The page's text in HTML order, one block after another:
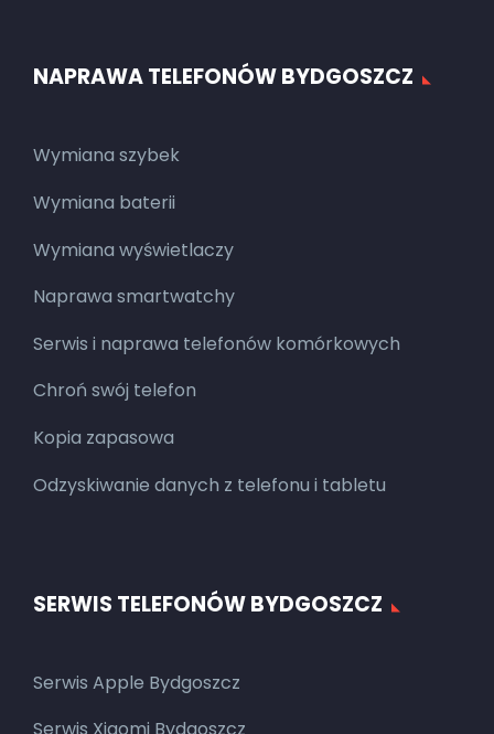
NAPRAWA TELEFONÓW BYDGOSZCZ
Wymiana szybek
Wymiana baterii
Wymiana wyświetlaczy
Naprawa smartwatchy
Serwis i naprawa telefonów komórkowych
Chroń swój telefon
Kopia zapasowa
Odzyskiwanie danych z telefonu i tabletu
SERWIS TELEFONÓW BYDGOSZCZ
Serwis Apple Bydgoszcz